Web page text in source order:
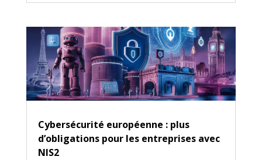
Cybersécurité européenne : plus
d’obligations pour les entreprises avec
NIS2